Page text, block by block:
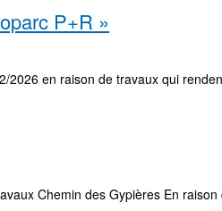
P+R »
2026 en raison de travaux qui
Chemin des Gypières En